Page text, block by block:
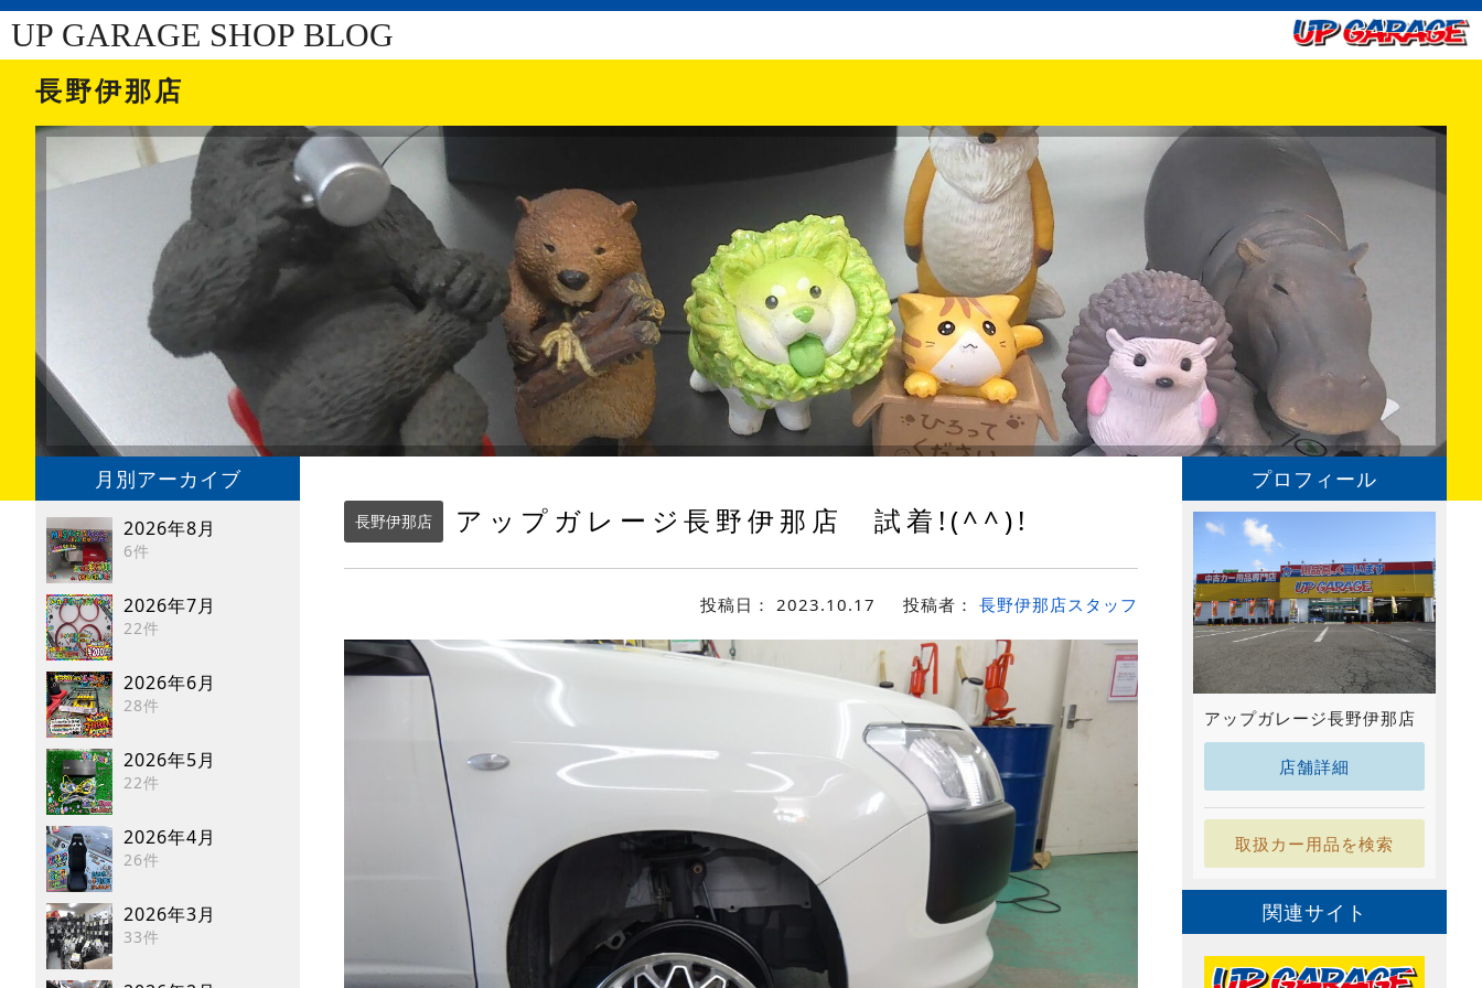
UP GARAGE SHOP BLOG
長野伊那店
月別アーカイブ
2026年8月
6件
2026年7月
22件
2026年6月
28件
2026年5月
22件
2026年4月
26件
2026年3月
33件
長野伊那店 アップガレージ長野伊那店 試着!(^^)!
投稿日： 2023.10.17 投稿者： 長野伊那店スタッフ
プロフィール
アップガレージ長野伊那店
店舗詳細
取扱カー用品を検索
関連サイト